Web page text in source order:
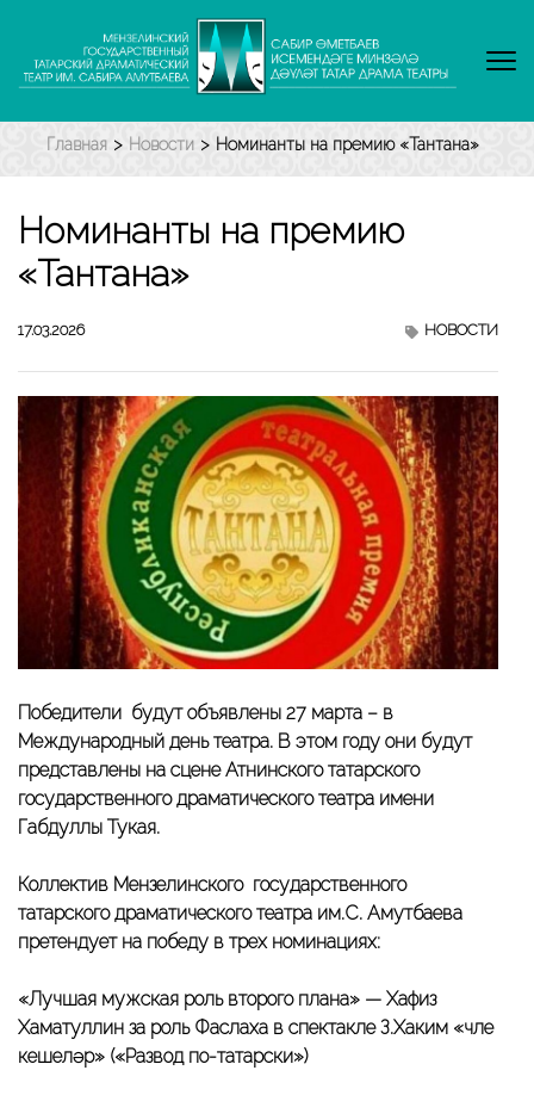
содержимому
Enter)
Главная > Новости > Номинанты на премию «Тантана»
Номинанты на премию
«Тантана»
17.03.2026 НОВОСТИ
Победители будут объявлены 27 марта – в
Международный день театра. В этом году они будут
представлены на сцене Атнинского татарского
государственного драматического театра имени
Габдуллы Тукая.
Коллектив Мензелинского государственного
татарского драматического театра им.С. Амутбаева
претендует на победу в трех номинациях:
«Лучшая мужская роль второго плана» — Хафиз
Хаматуллин за роль Фаслаха в спектакле З.Хаким «Үчле
кешеләр» («Развод по-татарски»)